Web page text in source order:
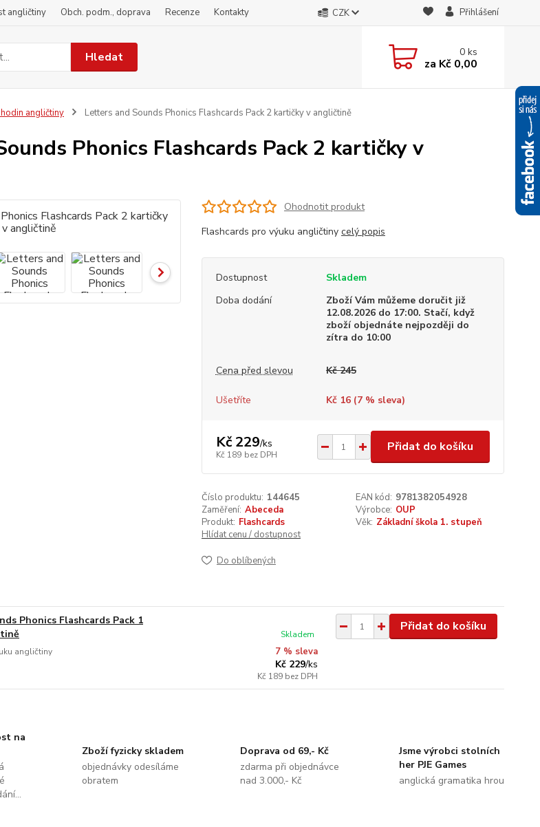
angličtiny Obch. podm., doprava Recenze Kontakty CZK Přihlášení
Hledat 0ks
za Kč 0,00
angličtiny Letters and Sounds Phonics Flashcards Pack 2 kartičky v angličtině
Phonics Flashcards Pack 2 kartičky v
Ohodnotit produkt
Flashcards pro výuku angličtiny celý popis
Dostupnost
Skladem
Doba dodání
Zboží Vám můžeme doručit již
12.08.2026 do 17:00. Stačí, když
zboží objednáte nejpozději do
zítra do 10:00
Cena před slevou Kč 245
Ušetříte Kč 16 (7% sleva)
Kč 229/ks
Kč 189 bez DPH
Přidat do košíku
Číslo produktu: 144645 EAN kód: 9781382054928
Zaměření: Abeceda Výrobce: OUP
Produkt: Flashcards Věk: Základní škola 1. stupeň
Hlídat cenu / dostupnost
Do oblíbených
Phonics Flashcards Pack 1
angličtiny 7 % sleva
Kč 229/ks
Kč 189 bez DPH
Skladem
Přidat do košíku
na
Zboží fyzicky skladem
objednávky odesíláme
obratem
Doprava od 69,- Kč
zdarma při objednávce
nad 3.000,- Kč
Jsme výrobci stolních
her PJE Games
anglická gramatika hrou